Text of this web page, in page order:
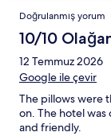
Doğrulanmış yorum
10/10
12 Temmuz 2026
Google ile çevir
The pillows were
on. The hotel was
and friendly.